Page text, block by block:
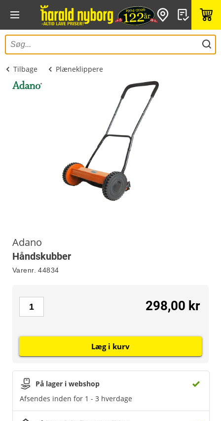
Tilbage Plæneklippere
Adano
Håndskubber
Varenr. 44834
På lager i webshop
Afsendes inden for 1 - 3 hverdage
298,00 kr
Læg i kurv